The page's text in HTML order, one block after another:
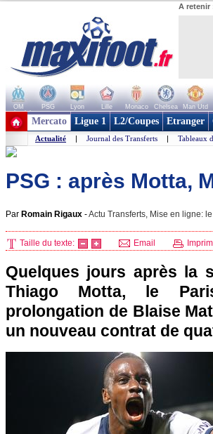
A retenir
OM PSG Lyon Lille Monaco Chelsea Man Utd
+ de clubs
Mercato Ligue 1 L2/Coupes Etranger
Actualité | Journal des Transferts | Tableaux
PSG : après Motta,
Par Romain Rigaux -Actu Transferts, Mise en ligne: le
Taille du texte: Email
Quelques jours après la
Thiago Motta, le
prolongation de Blaise
un nouveau contrat de